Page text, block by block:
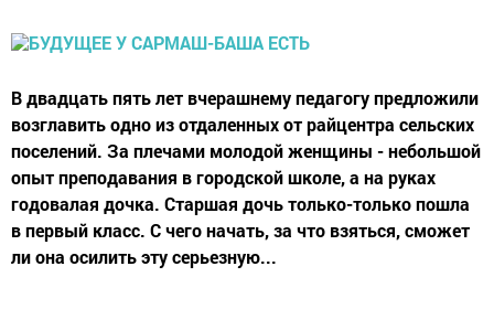
В двадцать пять лет вчерашнему педагогу предложили
возглавить одно из отдаленных от райцентра сельских
поселений. За плечами молодой женщины - небольшой
опыт преподавания в городской школе, а на руках
годовалая дочка. Старшая дочь только-только пошла
в первый класс. С чего начать, за что взяться, сможет
ли она осилить эту серьезную...